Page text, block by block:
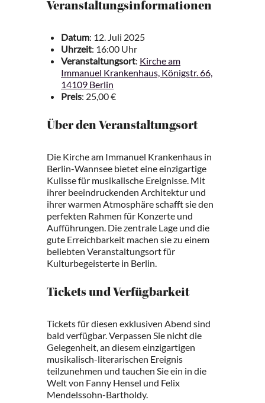
Veranstaltungsinformationen
Datum: 12. Juli 2025
Uhrzeit: 16:00 Uhr
Veranstaltungsort: Kirche am
Immanuel Krankenhaus, Königstr. 66,
14109 Berlin
Preis: 25,00 €
Über den Veranstaltungsort
Die Kirche am Immanuel Krankenhaus in
Berlin-Wannsee bietet eine einzigartige
Kulisse für musikalische Ereignisse. Mit
ihrer beeindruckenden Architektur und
ihrer warmen Atmosphäre schafft sie den
perfekten Rahmen für Konzerte und
Aufführungen. Die zentrale Lage und die
gute Erreichbarkeit machen sie zu einem
beliebten Veranstaltungsort für
Kulturbegeisterte in Berlin.
Tickets und Verfügbarkeit
Tickets für diesen exklusiven Abend sind
bald verfügbar. Verpassen Sie nicht die
Gelegenheit, an diesem einzigartigen
musikalisch-literarischen Ereignis
teilzunehmen und tauchen Sie ein in die
Welt von Fanny Hensel und Felix
Mendelssohn-Bartholdy.